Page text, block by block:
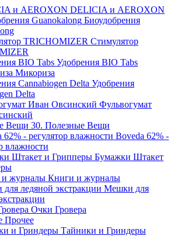
DELICIA и AEROXON
Биоудобрения
Стимулятор
Удобрения BIO Tabs
Микориза
Удобрения
Delta
Фульвогумат
30. Полезные Вещи
Boveda 62% -
влажности
Бумажки Штакет
Книги и журналы
Мешки для
Очки Гровера
Прочее
Тайники и Гриндеры